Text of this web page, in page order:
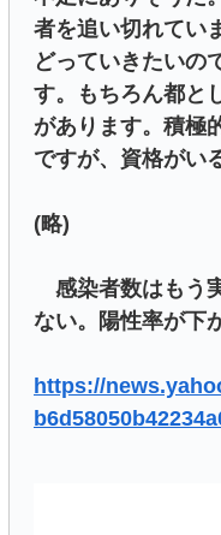
者を追い切れてい
どっていきたいの
す。もちろん都と
があります。積極
ですが、資格がい
(略)
感染者数はもう
ない。陽性率が下
https://